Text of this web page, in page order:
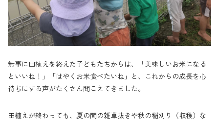
無事に田植えを終えた子どもたちからは、「美味しいお米になる
といいね！」「はやくお米食べたいね」と、これからの成長を心
待ちにする声がたくさん聞こえてきました。
田植えが終わっても、夏の間の雑草抜きや秋の稲刈り（収穫）な